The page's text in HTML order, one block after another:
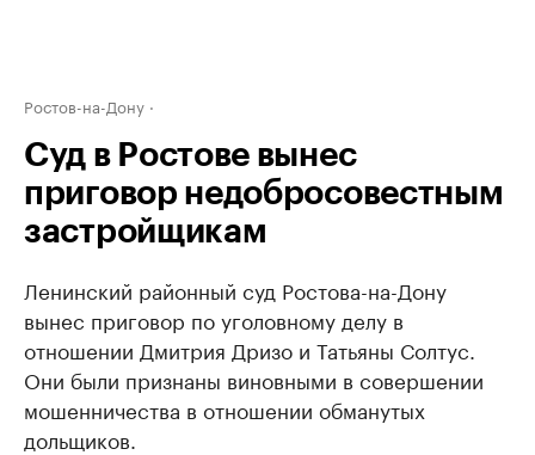
Ростов-на-Дону
Суд в Ростове вынес
приговор недобросовестным
застройщикам
Ленинский районный суд Ростова-на-Дону
вынес приговор по уголовному делу в
отношении Дмитрия Дризо и Татьяны Солтус.
Они были признаны виновными в совершении
мошенничества в отношении обманутых
дольщиков.